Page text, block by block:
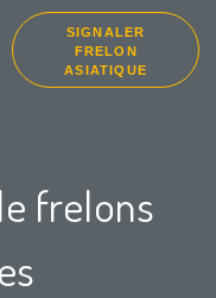
SIGNALER
FRELON
ASIATIQUE
frelons